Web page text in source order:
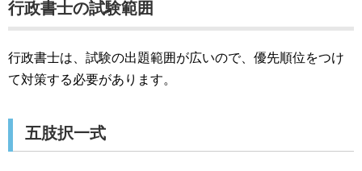
行政書士の試験範囲
行政書士は、試験の出題範囲が広いので、優先順位をつけ
て対策する必要があります。
五肢択一式